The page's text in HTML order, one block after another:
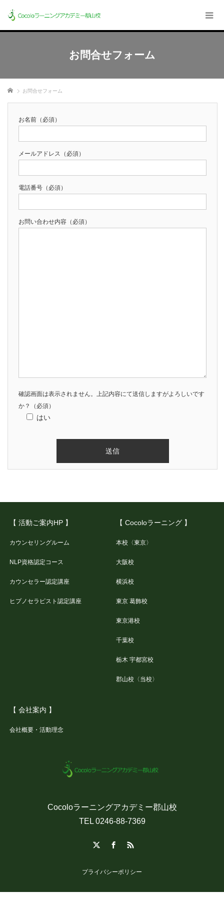
お問合せフォーム
ホーム お問合せフォーム
お名前 （必須）
メールアドレス （必須）
電話番号 （必須）
お問い合わせ内容 （必須）
確認画面は表示されません。上記内容にて送信しますがよろしいです
か？
（必須）
はい
【 活動ご案内HP 】
カウンセリングルーム
NLP資格認定コース
カウンセラー認定講座
ヒプノセラピスト認定講座
【 Cocoloラーニング 】
本校〈東京〉
大阪校
横浜校
東京 葛飾校
東京港校
千葉校
栃木 宇都宮校
郡山校〈当校〉
【 会社案内 】
会社概要・活動理念
Cocoloラーニングアカデミー郡山校
TEL 0246-88-7369
プライバシーポリシー